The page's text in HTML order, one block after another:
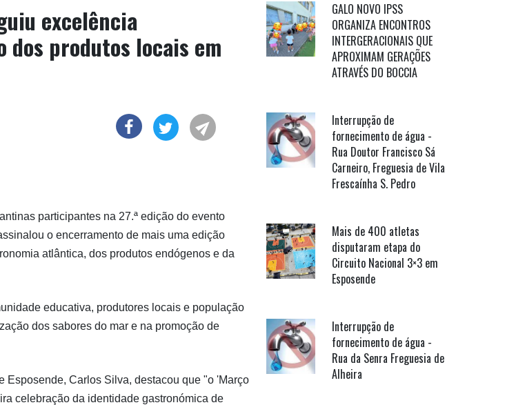
excelência
dos produtos locais em
participantes na 27.ª edição do evento
o encerramento de mais uma edição
atlântica, dos produtos endógenos e da
educativa, produtores locais e população
dos sabores do mar e na promoção de
Esposende, Carlos Silva, destacou que "o 'Março
celebração da identidade gastronómica de
GALO NOVO IPSS
ORGANIZA ENCONTROS
INTERGERACIONAIS QUE
APROXIMAM GERAÇÕES
ATRAVÉS DO BOCCIA
Interrupção de
fornecimento de água -
Rua Doutor Francisco Sá
Carneiro, Freguesia de Vila
Frescaínha S. Pedro
Mais de 400 atletas
disputaram etapa do
Circuito Nacional 3×3 em
Esposende
Interrupção de
fornecimento de água -
Rua da Senra Freguesia de
Alheira